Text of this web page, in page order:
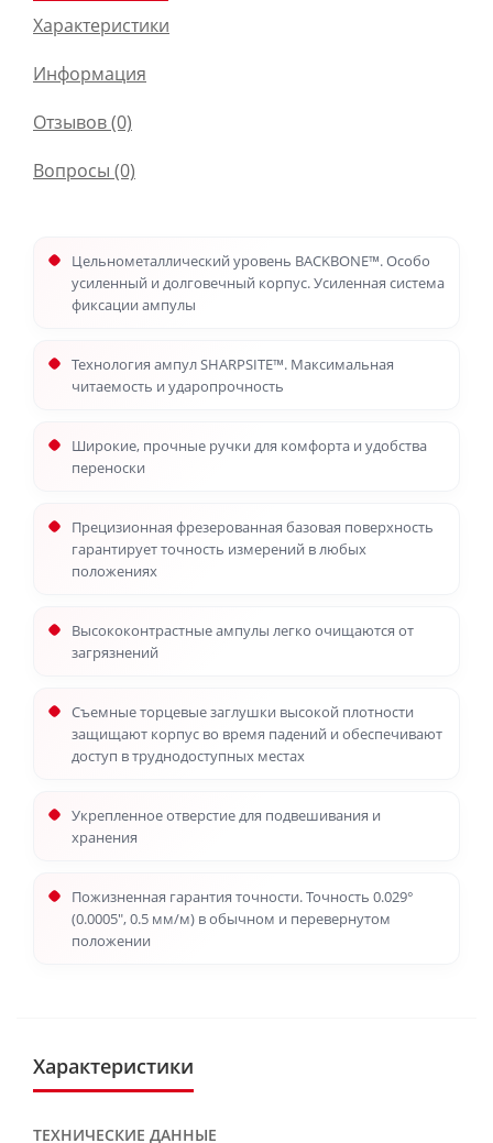
Характеристики
Информация
Отзывов (0)
Вопросы (0)
Цельнометаллический уровень BACKBONE™. Особо
усиленный и долговечный корпус. Усиленная система
фиксации ампулы
Технология ампул SHARPSITE™. Максимальная
читаемость и ударопрочность
Широкие, прочные ручки для комфорта и удобства
переноски
Прецизионная фрезерованная базовая поверхность
гарантирует точность измерений в любых
положениях
Высококонтрастные ампулы легко очищаются от
загрязнений
Съемные торцевые заглушки высокой плотности
защищают корпус во время падений и обеспечивают
доступ в труднодоступных местах
Укрепленное отверстие для подвешивания и
хранения
Пожизненная гарантия точности. Точность 0.029°
(0.0005", 0.5 мм/м) в обычном и перевернутом
положении
Характеристики
ТЕХНИЧЕСКИЕ ДАННЫЕ